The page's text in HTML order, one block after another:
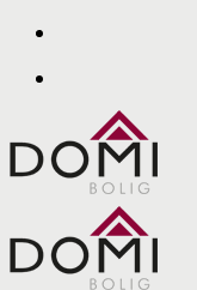
Skip
content